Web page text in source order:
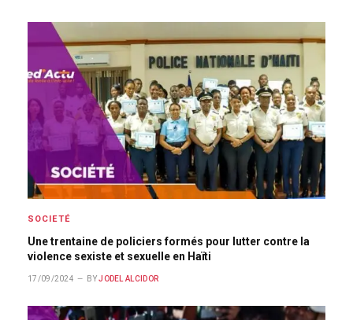
SOCIETÉ
Une trentaine de policiers formés pour lutter contre la
violence sexiste et sexuelle en Haïti
17/09/2024 BY JODEL ALCIDOR